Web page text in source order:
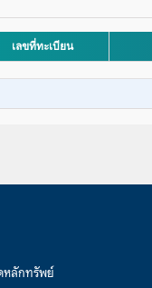
เลขที่ทะเบียน
หลักทรัพย์